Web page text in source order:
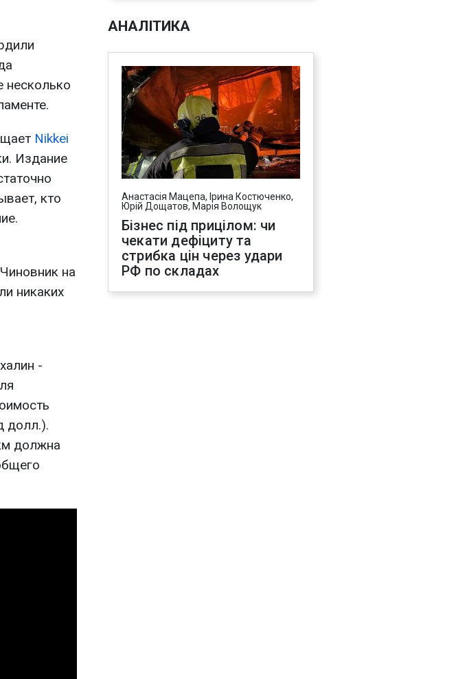
Nikkei
Издание
кто
на
никаких
-
долл.).
должна
АНАЛІТИКА
Анастасія Мацепа, Ірина Костюченко,
Юрій Дощатов, Марія Волощук
Бізнес під прицілом: чи
чекати дефіциту та
стрибка цін через удари
РФ по складах